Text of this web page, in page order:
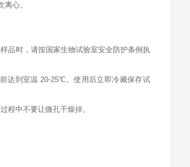
心。
品时，请按国家生物试验室安全防护条例执
达到室温 20-25℃。使用后立即冷藏保存试
程中不要让微孔干燥掉。